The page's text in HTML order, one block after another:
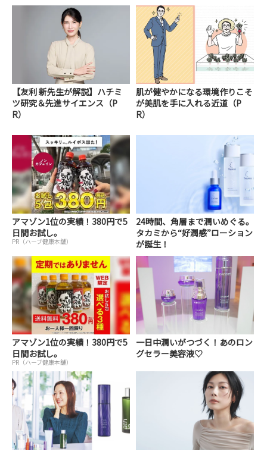
【友利 新先生が解説】ハチミ
ツ研究＆先進サイエンス（P
R）
肌が健やかになる環境作りこそ
が美肌を手に入れる近道（P
R）
アマゾン1位の実績！380円で5
日間お試し。
PR（ハーブ健康本舗）
24時間、角層まで潤いめぐる。
タカミから“好潤感”ローション
が誕生！
アマゾン1位の実績！380円で5
日間お試し。
PR（ハーブ健康本舗）
一日中潤いがつづく！あのロン
グセラー美容液♡